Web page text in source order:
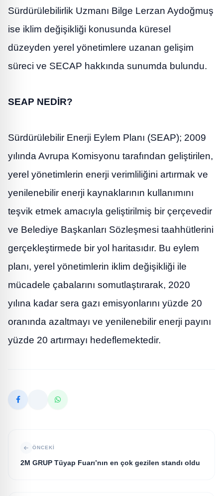
Sürdürülebilirlik Uzmanı Bilge Lerzan Aydoğmuş
ise iklim değişikliği konusunda küresel
düzeyden yerel yönetimlere uzanan gelişim
süreci ve SECAP hakkında sunumda bulundu.
SEAP NEDİR?
Sürdürülebilir Enerji Eylem Planı (SEAP); 2009
yılında Avrupa Komisyonu tarafından geliştirilen,
yerel yönetimlerin enerji verimliliğini artırmak ve
yenilenebilir enerji kaynaklarının kullanımını
teşvik etmek amacıyla geliştirilmiş bir çerçevedir
ve Belediye Başkanları Sözleşmesi taahhütlerini
gerçekleştirmede bir yol haritasıdır. Bu eylem
planı, yerel yönetimlerin iklim değişikliği ile
mücadele çabalarını somutlaştırarak, 2020
yılına kadar sera gazı emisyonlarını yüzde 20
oranında azaltmayı ve yenilenebilir enerji payını
yüzde 20 artırmayı hedeflemektedir.
ÖNCEKI
2M GRUP Tüyap Fuarı’nın en çok gezilen standı oldu